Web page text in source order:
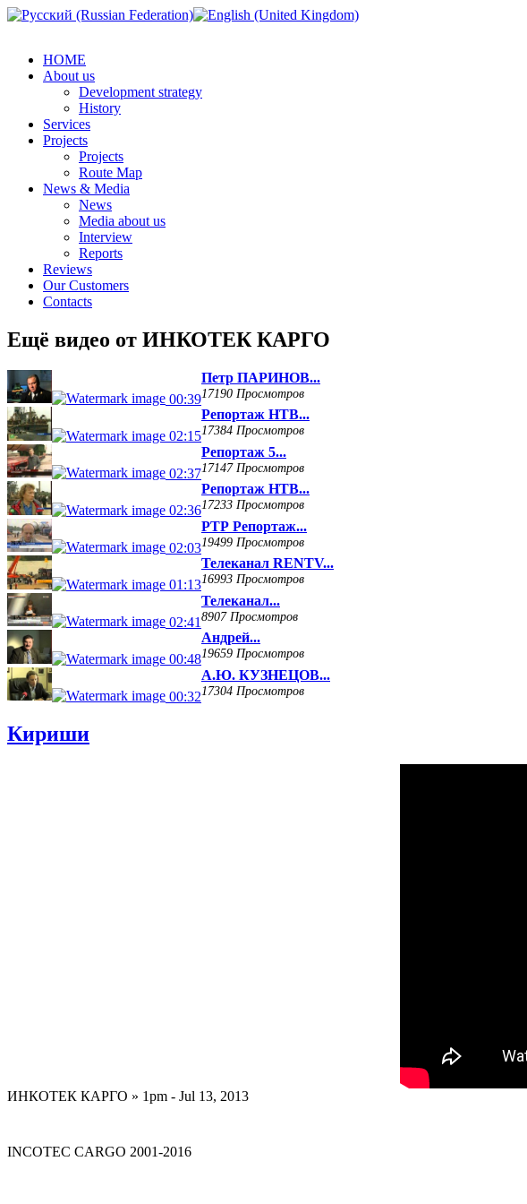
HOME
About us
Development strategy
History
Services
Projects
Projects
Route Map
News & Media
News
Media about us
Interview
Reports
Reviews
Our Customers
Contacts
Ещё видео от ИНКОТЕК КАРГО
00:39
Петр ПАРИНОВ...
17190 Просмотров
02:15
Репортаж НТВ...
17384 Просмотров
02:37
Репортаж 5...
17147 Просмотров
02:36
Репортаж НТВ...
17233 Просмотров
02:03
РТР Репортаж...
19499 Просмотров
01:13
Телеканал RENTV...
16993 Просмотров
02:41
Телеканал...
8907 Просмотров
00:48
Андрей...
19659 Просмотров
00:32
А.Ю. КУЗНЕЦОВ...
17304 Просмотров
Кириши
ИНКОТЕК КАРГО » 1pm - Jul 13, 2013
INCOTEC CARGO 2001-2016